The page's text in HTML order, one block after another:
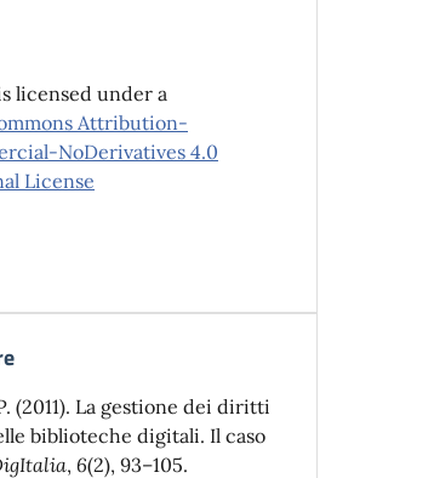
licensed under a
Attribution-
NoDerivatives 4.0
License
(2011). La gestione dei diritti
biblioteche digitali. Il caso
, 6(2), 93–105.